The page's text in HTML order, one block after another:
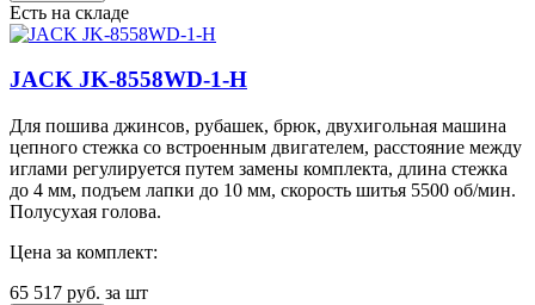
Есть на складе
JACK JK-8558WD-1-H
Для пошива джинсов, рубашек, брюк, двухигольная машина
цепного стежка со встроенным двигателем, расстояние между
иглами регулируется путем замены комплекта, длина стежка
до 4 мм, подъем лапки до 10 мм, скорость шитья 5500 об/мин.
Полусухая голова.
Цена за комплект:
65 517 руб. за шт